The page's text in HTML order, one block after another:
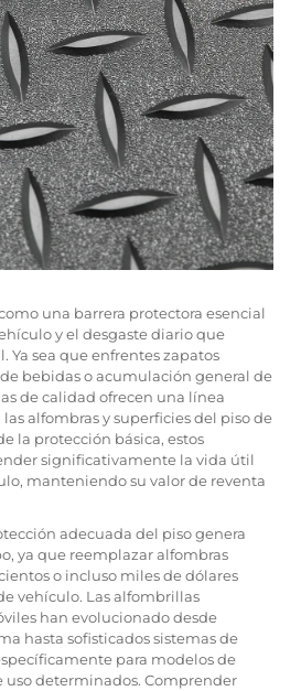
una barrera protectora esencial
y el desgaste diario que
Ya sea que enfrentes zapatos
bebidas o acumulación general de
de calidad ofrecen una línea
alfombras y superficies del piso de
la protección básica, estos
significativamente la vida útil
manteniendo su valor de reventa
adecuada del piso genera
ya que reemplazar alfombras
o incluso miles de dólares
vehículo. Las alfombrillas
han evolucionado desde
hasta sofisticados sistemas de
para modelos de
uso determinados. Comprender